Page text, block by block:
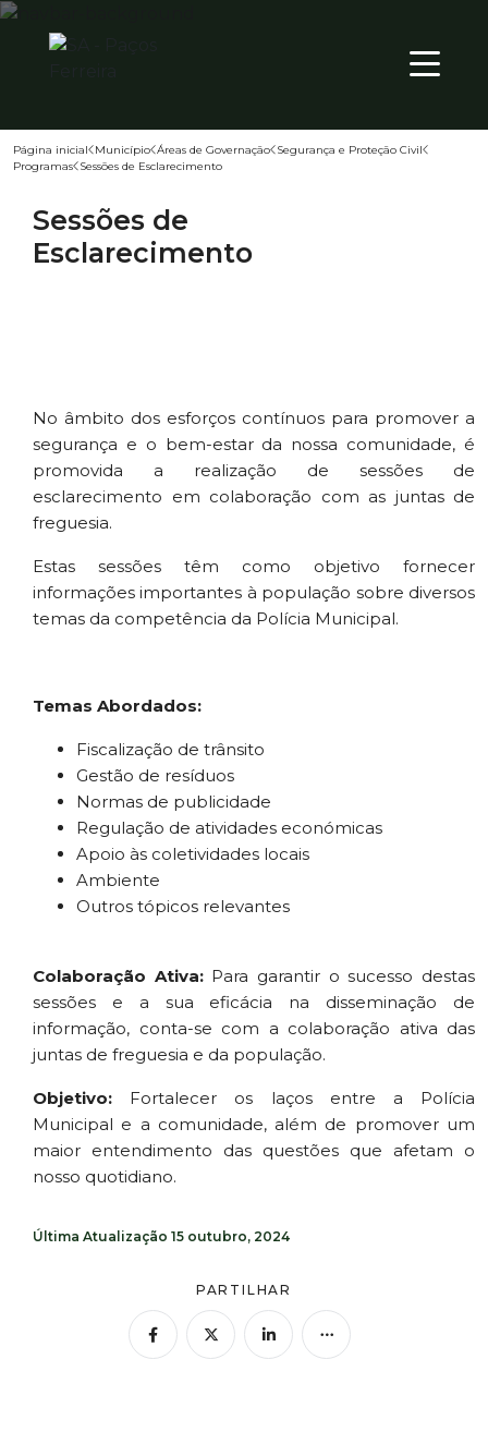
Território
Município
Atualidade
22º PT
Página inicial Município Áreas de Governação Segurança e Proteção Civil
Programas Sessões de Esclarecimento
Sessões de
Esclarecimento
No âmbito dos esforços contínuos para promover a
segurança e o bem-estar da nossa comunidade, é
promovida a realização de sessões de
esclarecimento em colaboração com as juntas de
freguesia.
Estas sessões têm como objetivo fornecer
informações importantes à população sobre diversos
temas da competência da Polícia Municipal.
Temas Abordados:
Fiscalização de trânsito
Gestão de resíduos
Normas de publicidade
Regulação de atividades económicas
Apoio às coletividades locais
Ambiente
Outros tópicos relevantes
Colaboração Ativa:Para garantir o sucesso destas
sessões e a sua eficácia na disseminação de
informação, conta-se com a colaboração ativa das
juntas de freguesia e da população.
Objetivo: Fortalecer os laços entre a Polícia
Municipal e a comunidade, além de promover um
maior entendimento das questões que afetam o
nosso quotidiano.
Última Atualização 15 outubro, 2024
PARTILHAR